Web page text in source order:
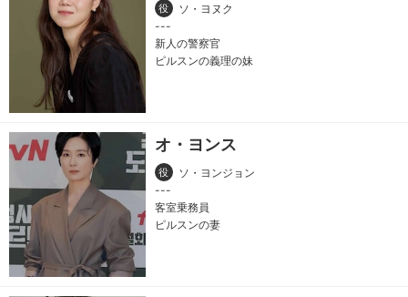
役 ソ・ヨヌク
新人の警察官
ピルスンの義理の妹
オ・ヨンス
役 ソ・ヨンジョン
客室乗務員
ピルスンの妻